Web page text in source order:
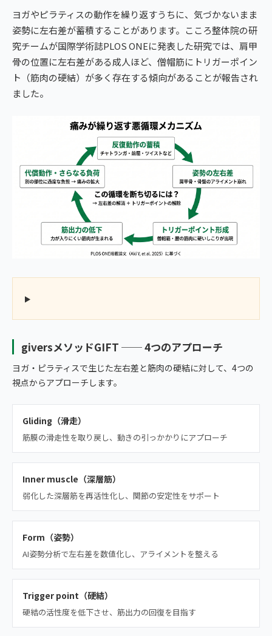
ヨガやピラティスの動作を繰り返すうちに、気づかないまま
姿勢に左右差が蓄積することがあります。こころ整体院の研
究チームが国際学術誌PLOS ONEに発表した研究では、肩甲
骨の位置に左右差がある成人ほど、僧帽筋にトリガーポイン
ト（筋肉の硬結）が多く存在する傾向があることが報告され
ました。
giversメソッドGIFT ── 4つのアプローチ
ヨガ・ピラティスで生じた左右差と筋肉の硬結に対して、4つの
視点からアプローチします。
Gliding（滑走）
筋膜の滑走性を取り戻し、動きの引っかかりにアプローチ
Inner muscle（深層筋）
弱化した深層筋を再活性化し、関節の安定性をサポート
Form（姿勢）
AI姿勢分析で左右差を数値化し、アライメントを整える
Trigger point（硬結）
硬結の活性度を低下させ、筋出力の回復を目指す